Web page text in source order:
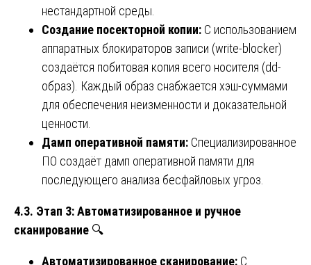
нестандартной среды.
Создание посекторной копии: С использованием
аппаратных блокираторов записи (write-blocker)
создаётся побитовая копия всего носителя (dd-
образ). Каждый образ снабжается хэш-суммами
для обеспечения неизменности и доказательной
ценности.
Дамп оперативной памяти: Специализированное
ПО создаёт дамп оперативной памяти для
последующего анализа бесфайловых угроз.
4.3. Этап 3: Автоматизированное и ручное
сканирование 🔍
Автоматизированное сканирование: С